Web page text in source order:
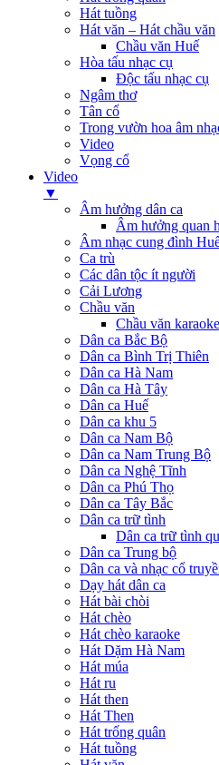
Hát tuồng
Hát văn – Hát chầu văn
Chầu văn Huế
Hòa tấu nhạc cụ
Độc tấu nhạc cụ
Ngâm thơ
Tân cổ
Trong vườn hoa âm
Video
Vọng cổ
Video
▼
Âm hưởng dân ca
Âm hưởng quan
Âm nhạc cung đình
Ca trù
Các dân tộc ít người
Cải Lương
Chầu văn
Chầu văn karaoke
Dân ca Bắc Bộ
Dân ca Bình Trị Thiên
Dân ca Hà Nam
Dân ca Hà Tây
Dân ca Huế
Dân ca khu 5
Dân ca Nam Bộ
Dân ca Nam Trung Bộ
Dân ca Nghệ Tĩnh
Dân ca Phú Thọ
Dân ca Tây Bắc
Dân ca trữ tình
Dân ca trữ tình
Dân ca Trung bộ
Dân ca và nhạc cổ
Dạy hát dân ca
Hát bài chòi
Hát chèo
Hát chèo karaoke
Hát Dặm Hà Nam
Hát múa
Hát ru
Hát then
Hát Then
Hát trống quân
Hát tuồng